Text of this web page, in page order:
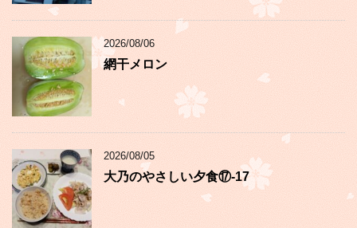
2026/08/06
網干メロン
2026/08/05
大乃のやさしい夕食⑰-17